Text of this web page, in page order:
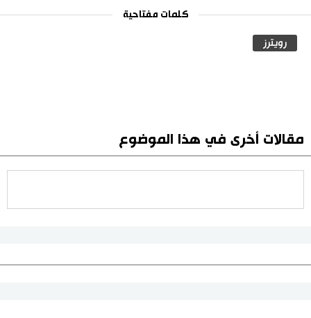
كلمات مفتاحية
رويترز
مقالات أخرى في هذا الموضوع